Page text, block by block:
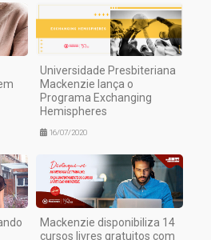
Universidade Presbiteriana
Mackenzie lança o
Programa Exchanging
Hemispheres
16/07/2020
Mackenzie disponibiliza 14
cursos livres gratuitos com